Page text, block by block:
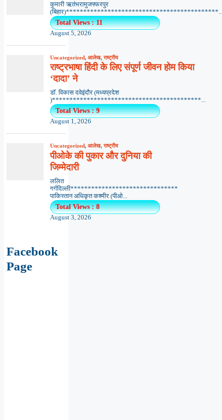
कुमारी ऋतंभरामुजफ्फरपुर
Total Views : 11
August 5, 2026
Uncategorized, आलेख,राष्ट्रीय
राष्ट्रभाषा हिंदी के लिए संपूर्ण जीवन होम किया
‘दादा’ ने
डॉ. विकास दवेइंदौर (मध्यप्रदेश
)*******************************************...
Total Views : 9
August 1, 2026
Uncategorized, आलेख,राष्ट्रीय
पीओके की पुकार और दुनिया की
जिम्मेदारी
ललित
गर्गदिल्ली*******************************
पाकिस्तान अधिकृत कश्मीर (पीओ...
Total Views : 8
August 3, 2026
Facebook
Page